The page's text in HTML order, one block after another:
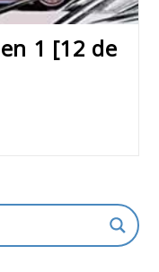
1 [12 de